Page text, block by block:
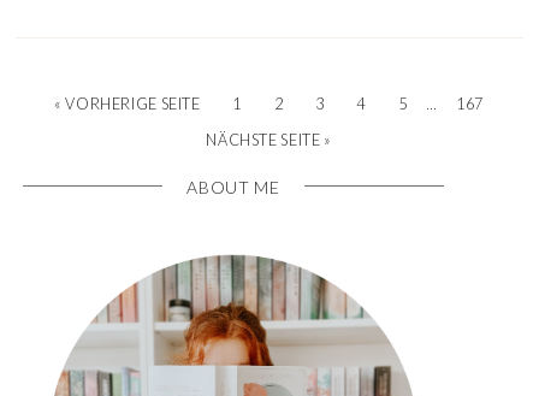
« VORHERIGE SEITE 1 2 3 4 5 …
167
NÄCHSTE SEITE »
ABOUT ME